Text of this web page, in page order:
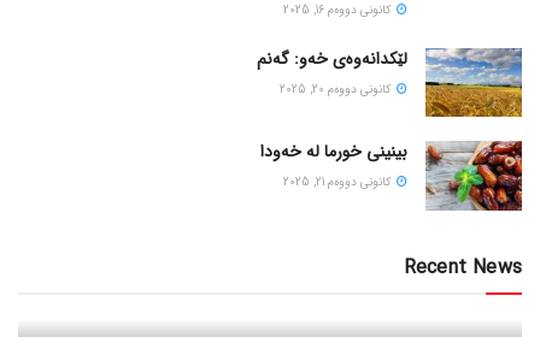
كانونی دووه‌م 16, 2025
لێکدانەوەی خەو: گەنم
كانونی دووه‌م 20, 2025
بینینی خورما لە خەودا
كانونی دووه‌م 21, 2025
Recent News